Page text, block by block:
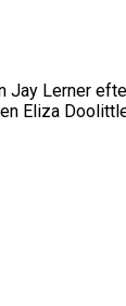
Lerner
Eliza